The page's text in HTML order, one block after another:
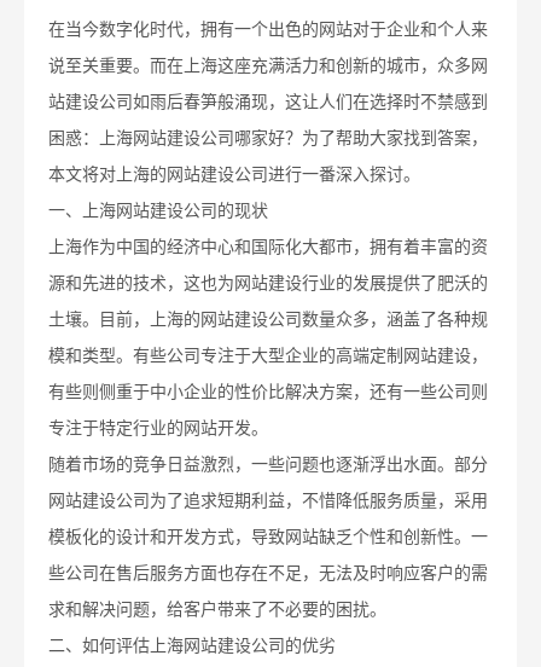
在当今数字化时代，拥有一个出色的网站对于企业和个人来
说至关重要。而在上海这座充满活力和创新的城市，众多网
站建设公司如雨后春笋般涌现，这让人们在选择时不禁感到
困惑：上海网站建设公司哪家好？为了帮助大家找到答案，
本文将对上海的网站建设公司进行一番深入探讨。
一、上海网站建设公司的现状
上海作为中国的经济中心和国际化大都市，拥有着丰富的资
源和先进的技术，这也为网站建设行业的发展提供了肥沃的
土壤。目前，上海的网站建设公司数量众多，涵盖了各种规
模和类型。有些公司专注于大型企业的高端定制网站建设，
有些则侧重于中小企业的性价比解决方案，还有一些公司则
专注于特定行业的网站开发。
随着市场的竞争日益激烈，一些问题也逐渐浮出水面。部分
网站建设公司为了追求短期利益，不惜降低服务质量，采用
模板化的设计和开发方式，导致网站缺乏个性和创新性。一
些公司在售后服务方面也存在不足，无法及时响应客户的需
求和解决问题，给客户带来了不必要的困扰。
二、如何评估上海网站建设公司的优劣